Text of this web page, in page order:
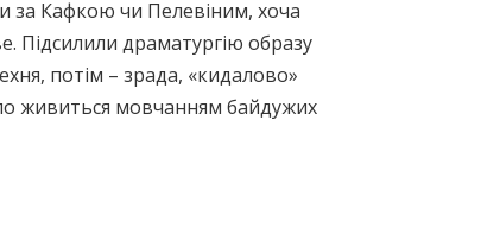
за Кафкою чи Пелевіним, хоча
Підсилили драматургію образу
потім – зрада, «кидалово»
живиться мовчанням байдужих